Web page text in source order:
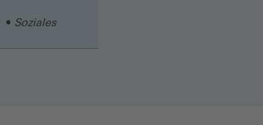
Soziales